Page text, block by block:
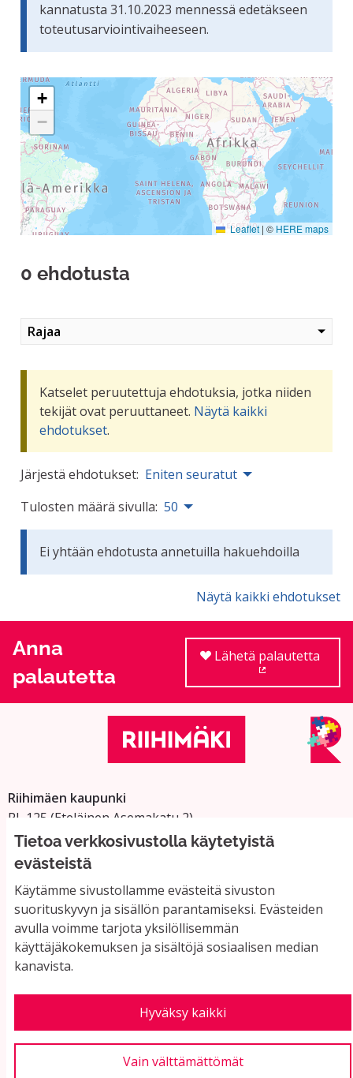
Tietoa verkkosivustolla käytetyistä
evästeistä
Käytämme sivustollamme evästeitä sivuston
suorituskyvyn ja sisällön parantamiseksi. Evästeiden
avulla voimme tarjota yksilöllisemmän
käyttäjäkokemuksen ja sisältöjä sosiaalisen median
kanavista.
Hyväksy kaikki
Vain välttämättömät
kannatusta 31.10.2023 mennessä edetäkseen
toteutusarviointivaiheeseen.
Seuraavassa elementissä on kartta, joka esittää
+
−
Leaflet | © HERE maps
0 ehdotusta
Rajaa
Katselet peruutettuja ehdotuksia, jotka niiden
tekijät ovat peruuttaneet. Näytä kaikki
ehdotukset.
Järjestä ehdotukset: Eniten seuratut
Tulosten määrä sivulla: 50
Ei yhtään ehdotusta annetuilla hakuehdoilla
Näytä kaikki ehdotukset
Anna
palautetta
Lähetä palautetta
Riihimäen kaupunki
PL 125 (Eteläinen Asemakatu 2)
11101 Riihimäki
Vaihde: 019 758 4000
Sähköpostiosoitteet:
etunimi.sukunimi@riihimaki.fi
Yhteystiedot ja usein kysyttyä
Käyttöehdot
Evästeasetukset